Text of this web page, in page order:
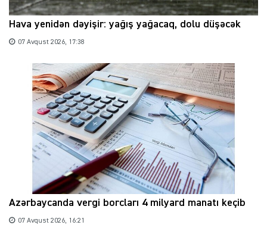
Hava yenidən dəyişir: yağış yağacaq, dolu düşəcək
07 Avqust 2026, 17:38
Azərbaycanda vergi borcları 4 milyard manatı keçib
07 Avqust 2026, 16:21